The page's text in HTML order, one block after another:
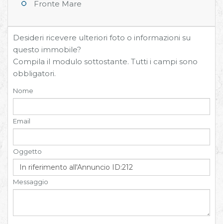
Fronte Mare
Desideri ricevere ulteriori foto o informazioni su
questo immobile?
Compila il modulo sottostante. Tutti i campi sono
obbligatori.
Nome
Email
Oggetto
Messaggio